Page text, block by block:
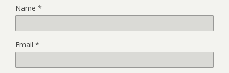
Name *
Email *